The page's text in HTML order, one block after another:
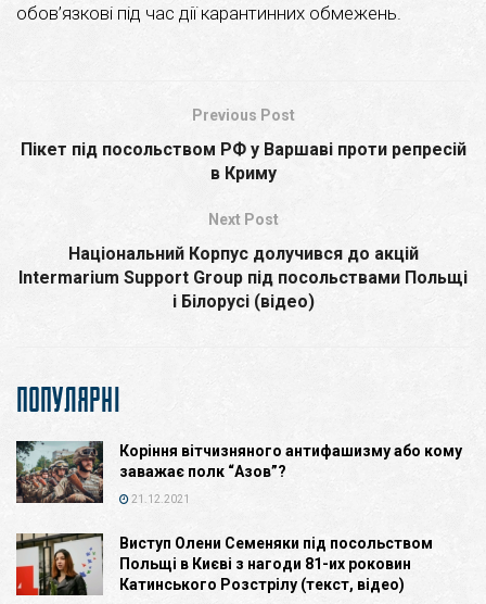
обов’язкові під час дії карантинних обмежень.
Previous Post
Пікет під посольством РФ у Варшаві проти репресій
в Криму
Next Post
Національний Корпус долучився до акцій
Intermarium Support Group під посольствами Польщі
і Білорусі (відео)
ПОПУЛЯРНІ
Коріння вітчизняного антифашизму або кому
заважає полк “Азов”?
21.12.2021
Виступ Олени Семеняки під посольством
Польщі в Києві з нагоди 81-их роковин
Катинського Розстрілу (текст, відео)